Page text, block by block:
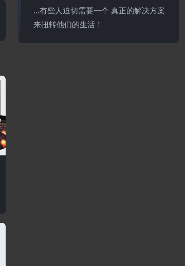
…有些人迫切需要一个 真正的解决方案
来扭转他们的生活！